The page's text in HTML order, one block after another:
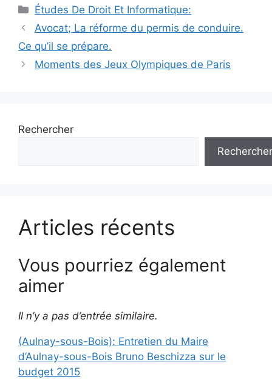
Catégories
Études De Droit Et Informatique:
Navigation
des
articles
Avocat; La réforme du permis de conduire.
Ce qu’il se prépare.
Moments des Jeux Olympiques de Paris
Rechercher
Rechercher
Articles récents
Vous pourriez également
aimer
Il n’y a pas d’entrée similaire.
(Aulnay-sous-Bois): Entretien du Maire
d’Aulnay-sous-Bois Bruno Beschizza sur le
budget 2015